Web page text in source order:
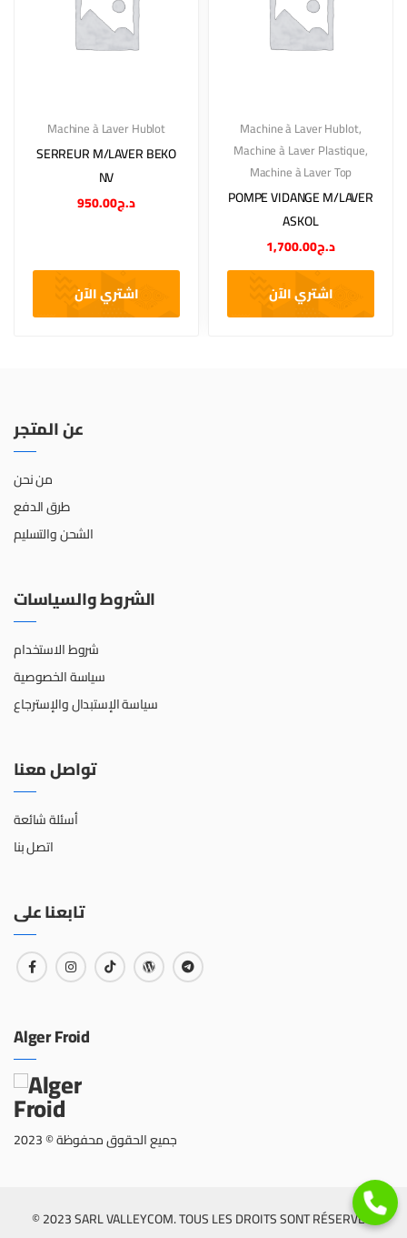
Machine à Laver Hublot
SERREUR M/LAVER BEKO
NV
د.ج950.00
اشتري الآن
Machine à Laver Hublot,
Machine à Laver Plastique,
Machine à Laver Top
POMPE VIDANGE M/LAVER
ASKOL
د.ج1,700.00
اشتري الآن
عن المتجر
من نحن
طرق الدفع
الشحن والتسليم
الشروط والسياسات
شروط الاستخدام
سياسة الخصوصية
سياسة الإستبدال والإسترجاع
تواصل معنا
أسئلة شائعة
اتصل بنا
تابعنا على
Alger Froid
جميع الحقوق محفوظة © 2023
© 2023 SARL VALLEYCOM. TOUS LES DROITS SONT RÉSERVÉS.